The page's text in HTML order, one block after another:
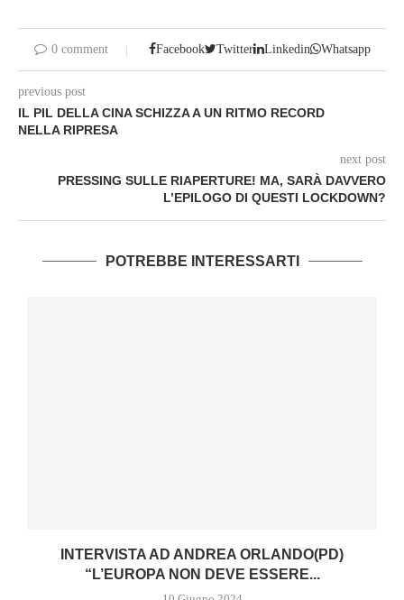
0 comment Facebook Twitter Linkedin Whatsapp
previous post
IL PIL DELLA CINA SCHIZZA A UN RITMO RECORD
NELLA RIPRESA
next post
PRESSING SULLE RIAPERTURE! MA, SARÀ DAVVERO
L’EPILOGO DI QUESTI LOCKDOWN?
POTREBBE INTERESSARTI
INTERVISTA AD ANDREA ORLANDO(PD)
“L’EUROPA NON DEVE ESSERE...